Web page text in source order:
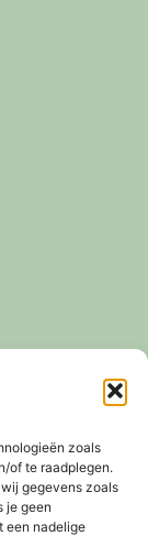
zoals
of te raadplegen.
gegevens zoals
je geen
een nadelige